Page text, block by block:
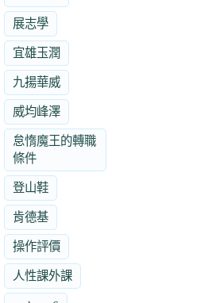
展志學
宜雄玉潤
九揚華威
威均峰澤
怠惰魔王的轉職
條件
登山鞋
肯德基
操作評價
人性課外課